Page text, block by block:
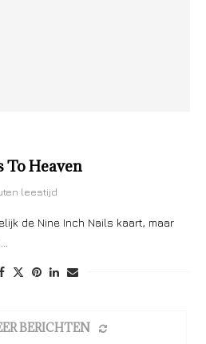
To Heaven
leestijd
de Nine Inch Nails kaart, maar
BERICHTEN